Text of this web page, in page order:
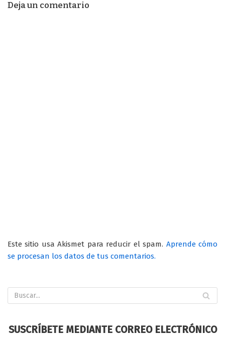
Deja un comentario
Este sitio usa Akismet para reducir el spam. Aprende cómo
se procesan los datos de tus comentarios.
SUSCRÍBETE MEDIANTE CORREO ELECTRÓNICO